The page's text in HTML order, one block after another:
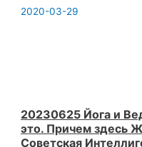
2020-03-29
20230625 Йога и
это. Причем здесь
Советская